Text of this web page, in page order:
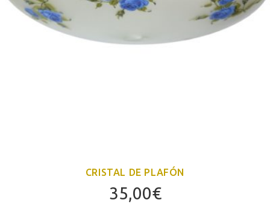
CRISTAL DE PLAFÓN
35,00€